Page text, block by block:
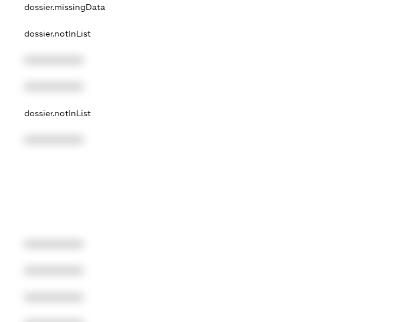
dossier.missingData
dossier.notInList
dossier.notInList